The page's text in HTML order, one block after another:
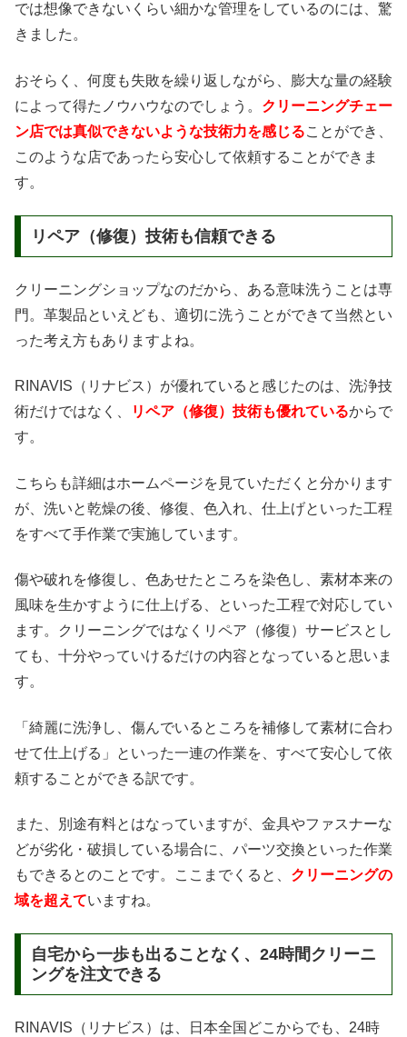
では想像できないくらい細かな管理をしているのには、驚
きました。
おそらく、何度も失敗を繰り返しながら、膨大な量の経験
によって得たノウハウなのでしょう。 クリーニングチェー
ン店では真似できないような技術力を感じることができ、
このような店であったら安心して依頼することができま
す。
リペア（修復）技術も信頼できる
クリーニングショップなのだから、ある意味洗うことは専
門。革製品といえども、適切に洗うことができて当然とい
った考え方もありますよね。
RINAVIS（リナビス）が優れていると感じたのは、洗浄技
術だけではなく、
リペア（修復）技術も優れているからで
す。
こちらも詳細はホームページを見ていただくと分かります
が、洗いと乾燥の後、修復、色入れ、仕上げといった工程
をすべて手作業で実施しています。
傷や破れを修復し、色あせたところを染色し、素材本来の
風味を生かすように仕上げる、といった工程で対応してい
ます。クリーニングではなくリペア（修復）サービスとし
ても、十分やっていけるだけの内容となっていると思いま
す。
「綺麗に洗浄し、傷んでいるところを補修して素材に合わ
せて仕上げる」といった一連の作業を、すべて安心して依
頼することができる訳です。
また、別途有料とはなっていますが、金具やファスナーな
どが劣化・破損している場合に、パーツ交換といった作業
もできるとのことです。ここまでくると、 クリーニングの
域を超えていますね。
自宅から一歩も出ることなく、24時間クリーニ
ングを注文できる
RINAVIS（リナビス）は、日本全国どこからでも、24時